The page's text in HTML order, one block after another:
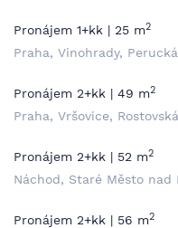
Pronájem 1+kk | 25 m2
Praha, Vinohrady,
Pronájem 2+kk | 49 m2
Praha, Vršovice, Rostovská
Pronájem 2+kk | 52 m2
Náchod, Staré Město
Pronájem 2+kk | 56 m2